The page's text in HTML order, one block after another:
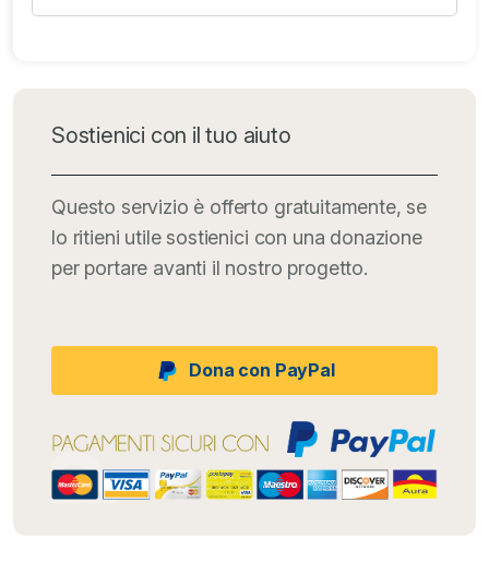
Sostienici con il tuo aiuto
Questo servizio è offerto gratuitamente, se
lo ritieni utile sostienici con una donazione
per portare avanti il nostro progetto.
Dona con PayPal